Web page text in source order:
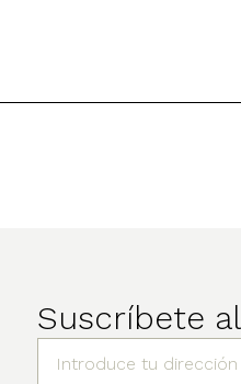
Suscríbete